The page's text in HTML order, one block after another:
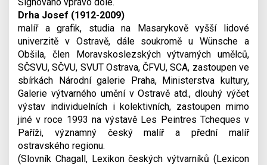
Drha Josef (1912-2009)
malíř a grafik, studia na Masarykově vyšší lidové
univerzitě v Ostravě, dále soukromě u Wünsche a
Obšila, člen Moravskoslezských výtvarných umělců,
SČSVU, SČVU, SVUT Ostrava, ČFVU, SCA, zastoupen ve
sbírkách Národní galerie Praha, Ministerstva kultury,
Galerie výtvarného umění v Ostravě atd., dlouhý výčet
výstav individuelních i kolektivních, zastoupen mimo
jiné v roce 1993 na výstavě Les Peintres Tcheques v
Paříži, významný český malíř a přední malíř
ostravského regionu.
(Slovník Chagall, Lexikon českých výtvarníků (Lexicon